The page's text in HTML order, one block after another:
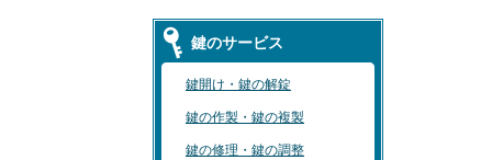
鍵のサービス
鍵開け・鍵の解錠
鍵の作製・鍵の複製
鍵の修理・鍵の調整